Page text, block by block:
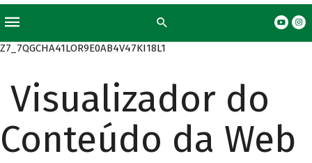
Z7_7QGCHA41LOR9E0AB4V47KI18L1
Visualizador do
Conteúdo da Web